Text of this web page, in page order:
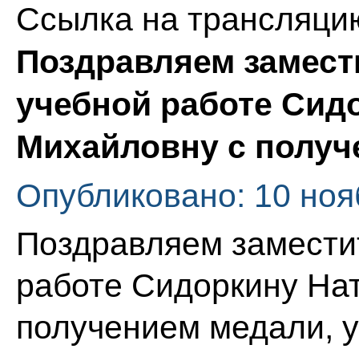
Ссылка на
Поздравляем
учебной работе
Михайловну с
Опубликовано: 10
Поздравляем
работе Сидоркину
получением медали,